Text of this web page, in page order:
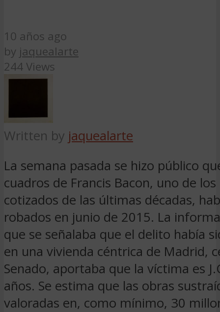
10 años ago
by jaquealarte
244 Views
Written by jaquealarte
La semana pasada se hizo público
cuadros de Francis Bacon, uno de
cotizados de las últimas décadas,
robados en junio de 2015. La
que se señalaba que el delito había
en una vivienda céntrica de Madrid,
Senado, aportaba que la víctima es
años. Se estima que las obras
valoradas en, como mínimo, 30